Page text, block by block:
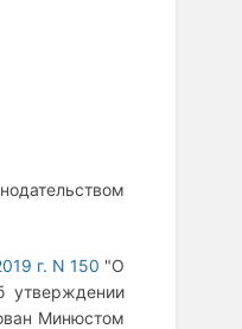
г. N 150 "О
утверждении
Минюстом